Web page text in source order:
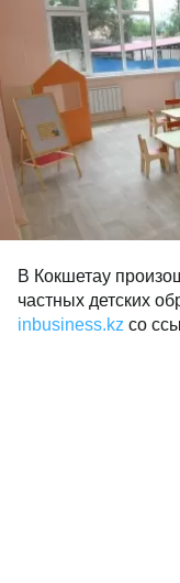
В Кокшетау
частных детских
inbusiness.kz со